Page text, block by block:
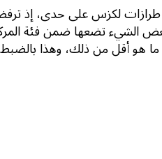
لكزس على حدى، إذ
تضعها ضمن فئة
أقل من ذلك، وهذا بالضبط